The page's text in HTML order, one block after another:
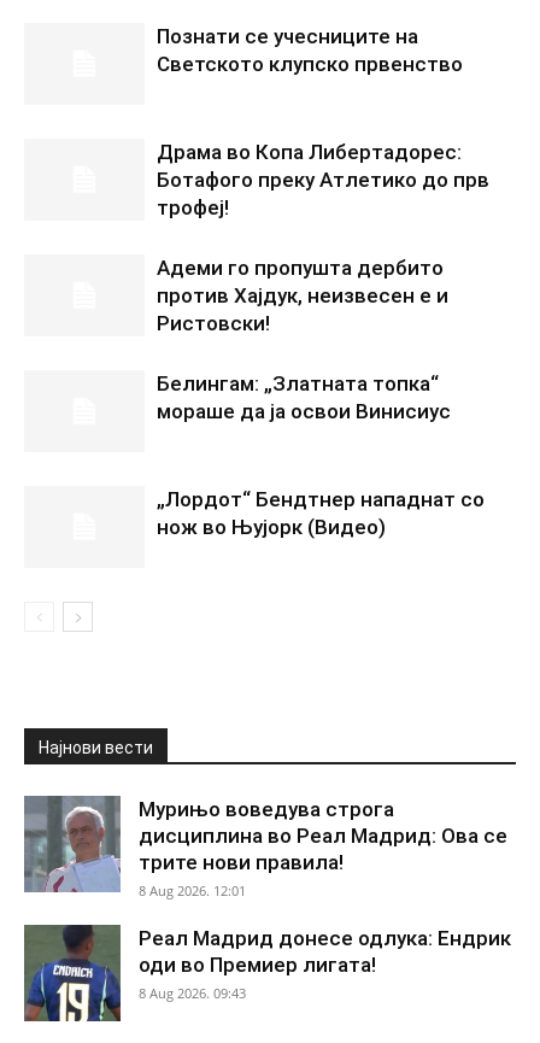
Познати се учесниците на
Светското клупско првенство
Драма во Копа Либертадорес:
Ботафого преку Атлетико до прв
трофеј!
Адеми го пропушта дербито
против Хајдук, неизвесен е и
Ристовски!
Белингам: „Златната топка“
мораше да ја освои Винисиус
„Лордот“ Бендтнер нападнат со
нож во Њујорк (Видео)
Најнови вести
Мурињо воведува строга
дисциплина во Реал Мадрид: Ова се
трите нови правила!
8 Aug 2026. 12:01
Реал Мадрид донесе одлука: Ендрик
оди во Премиер лигата!
8 Aug 2026. 09:43